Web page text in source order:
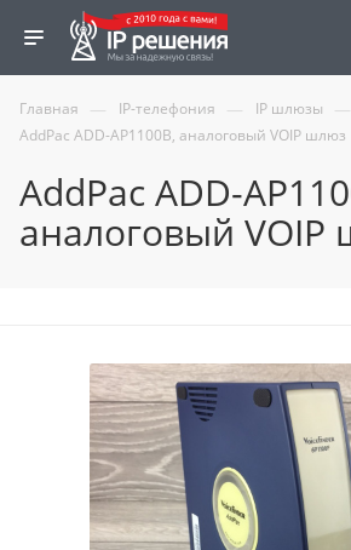
Главная — IP-телефония — IP шлюзы —
AddPac ADD-AP1100B, аналоговый VOIP шлюз
AddPac ADD-
аналоговый VOIP